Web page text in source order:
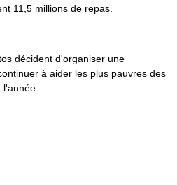
11,5 millions de repas.
décident d'organiser une
à aider les plus pauvres des
l'année.